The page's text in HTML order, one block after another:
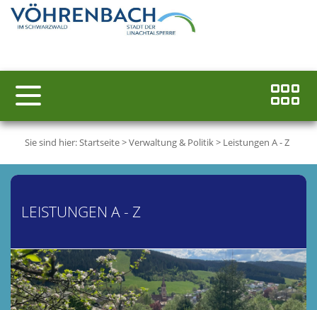
Sie sind hier:Startseite>Verwaltung & Politik> Leistungen A - Z
LEISTUNGEN A - Z